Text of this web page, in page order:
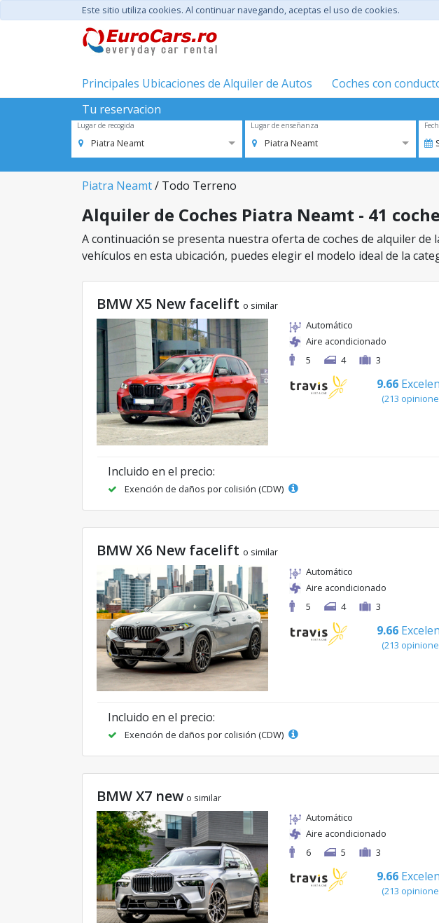
Este sitio utiliza cookies. Al continuar navegando, aceptas el uso de cookies.
Principales Ubicaciones de Alquiler de Autos Coches con
Tu reservacion
Lugar de recogida
Piatra Neamt
Lugar de enseñanza
Piatra Neamt
Piatra Neamt/ Todo Terreno
Alquiler de Coches Piatra Neamt - 41
A continuación se presenta nuestra oferta de coches de alquiler
vehículos en esta ubicación, puedes elegir el modelo ideal de la
BMW X5 New facelift o similar
Automático
Aire acondicionado
5
4 3
9.66
(213
Incluido en el precio:
Exención de daños por colisión (CDW)
BMW X6 New facelift o similar
Automático
Aire acondicionado
5
4 3
9.66
(213
Incluido en el precio:
Exención de daños por colisión (CDW)
BMW X7 new o similar
Automático
Aire acondicionado
6
5 3
9.66
(213